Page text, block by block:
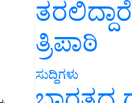
ತ್ರಿಪಾಠಿ
ಸುದ್ದಿಗಳು